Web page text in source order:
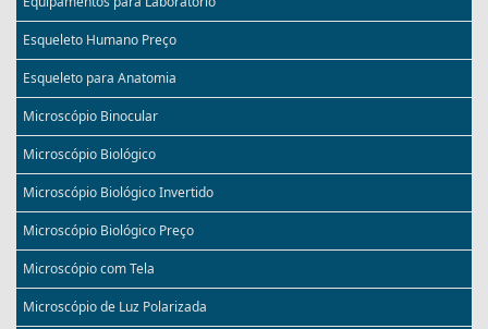
Esqueleto Humano Preço
Esqueleto para Anatomia
Microscópio Binocular
Microscópio Biológico
Microscópio Biológico Invertido
Microscópio Biológico Preço
Microscópio com Tela
Microscópio de Luz Polarizada